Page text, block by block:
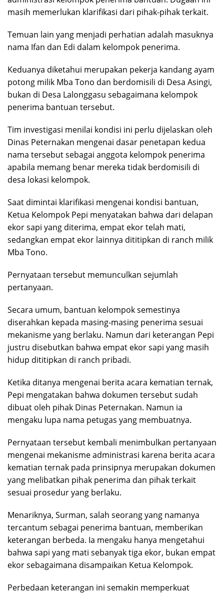
masih memerlukan klarifikasi dari pihak-pihak terkait.
Temuan lain yang menjadi perhatian adalah masuknya
nama Ifan dan Edi dalam kelompok penerima.
Keduanya diketahui merupakan pekerja kandang ayam
potong milik Mba Tono dan berdomisili di Desa Asingi,
bukan di Desa Lalonggasu sebagaimana kelompok
penerima bantuan tersebut.
Tim investigasi menilai kondisi ini perlu dijelaskan oleh
Dinas Peternakan mengenai dasar penetapan kedua
nama tersebut sebagai anggota kelompok penerima
apabila memang benar mereka tidak berdomisili di
desa lokasi kelompok.
Saat dimintai klarifikasi mengenai kondisi bantuan,
Ketua Kelompok Pepi menyatakan bahwa dari delapan
ekor sapi yang diterima, empat ekor telah mati,
sedangkan empat ekor lainnya dititipkan di ranch milik
Mba Tono.
Pernyataan tersebut memunculkan sejumlah
pertanyaan.
Secara umum, bantuan kelompok semestinya
diserahkan kepada masing-masing penerima sesuai
mekanisme yang berlaku. Namun dari keterangan Pepi
justru disebutkan bahwa empat ekor sapi yang masih
hidup dititipkan di ranch pribadi.
Ketika ditanya mengenai berita acara kematian ternak,
Pepi mengatakan bahwa dokumen tersebut sudah
dibuat oleh pihak Dinas Peternakan. Namun ia
mengaku lupa nama petugas yang membuatnya.
Pernyataan tersebut kembali menimbulkan pertanyaan
mengenai mekanisme administrasi karena berita acara
kematian ternak pada prinsipnya merupakan dokumen
yang melibatkan pihak penerima dan pihak terkait
sesuai prosedur yang berlaku.
Menariknya, Surman, salah seorang yang namanya
tercantum sebagai penerima bantuan, memberikan
keterangan berbeda. Ia mengaku hanya mengetahui
bahwa sapi yang mati sebanyak tiga ekor, bukan empat
ekor sebagaimana disampaikan Ketua Kelompok.
Perbedaan keterangan ini semakin memperkuat